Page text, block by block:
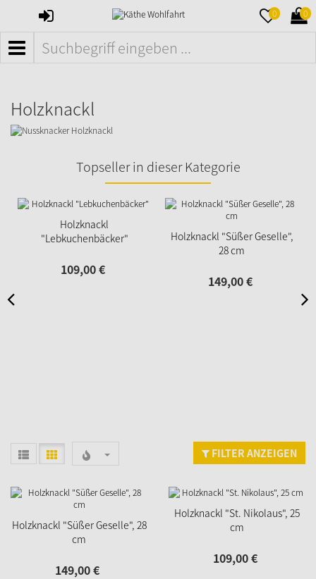
ANMELDEN 0 0
MENÜ
Holzknackl
Topseller in dieser Kategorie
Holzknackl
"Lebkuchenbäcker"
109,00€
Holzknackl "Süßer Geselle",
28 cm
149,00€
FILTER ANZEIGEN
Holzknackl "Süßer Geselle", 28
cm
149,00€
Holzknackl "St. Nikolaus", 25
cm
109,00€